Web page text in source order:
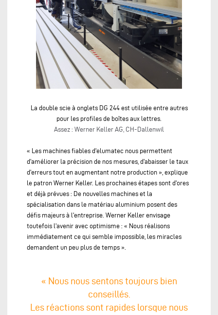
La double scie à onglets DG 244 est utilisée entre autres
pour les profiles de boîtes aux lettres.
Assez : Werner Keller AG, CH-Dallenwil
« Les machines fiables d'elumatec nous permettent
d'améliorer la précision de nos mesures, d'abaisser le taux
d'erreurs tout en augmentant notre production », explique
le patron Werner Keller. Les prochaines étapes sont d'ores
et déjà prévues : De nouvelles machines et la
spécialisation dans le matériau aluminium posent des
défis majeurs à l'entreprise. Werner Keller envisage
toutefois l'avenir avec optimisme : « Nous réalisons
immédiatement ce qui semble impossible, les miracles
demandent un peu plus de temps ».
« Nous nous sentons toujours bien
conseillés.
Les réactions sont rapides lorsque nous